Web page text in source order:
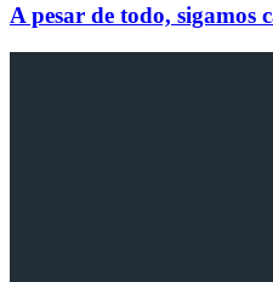
A pesar de todo, sigamos